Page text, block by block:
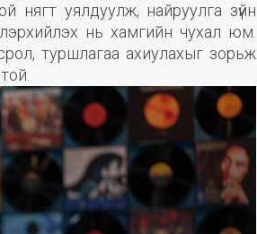
нягт уялдуулж, найруулга зүйн
нь хамгийн чухал юм.
туршлагаа ахиулахыг зорьж